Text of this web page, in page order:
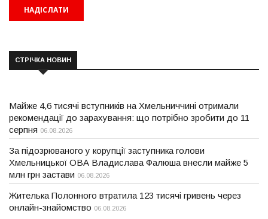
СТРІЧКА НОВИН
Майже 4,6 тисячі вступників на Хмельниччині отримали
рекомендації до зарахування: що потрібно зробити до 11
серпня 06.08.2026
За підозрюваного у корупції заступника голови
Хмельницької ОВА Владислава Фалюша внесли майже 5
млн грн застави 06.08.2026
Жителька Полонного втратила 123 тисячі гривень через
онлайн-знайомство 06.08.2026